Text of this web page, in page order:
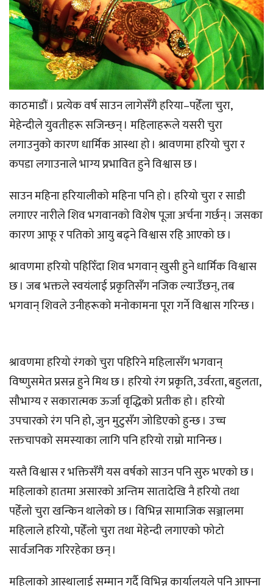
काठमाडौं । प्रत्येक वर्ष साउन लागेसँगै हरिया–पहेँला चुरा,
मेहेन्दीले युवतीहरू सजिन्छन् । महिलाहरूले यसरी चुरा
लगाउनुको कारण धार्मिक आस्था हो । श्रावणमा हरियो चुरा र
कपडा लगाउनाले भाग्य प्रभावित हुने विश्वास छ ।
साउन महिना हरियालीको महिना पनि हो । हरियो चुरा र साडी
लगाएर नारीले शिव भगवानको विशेष पूजा अर्चना गर्छन् । जसका
कारण आफू र पतिको आयु बढ्ने विश्वास रहि आएको छ ।
श्रावणमा हरियो पहिरिँदा शिव भगवान् खुसी हुने धार्मिक विश्वास
छ । जब भक्तले स्वयंलाई प्रकृतिसँग नजिक ल्याउँछन्, तब
भगवान् शिवले उनीहरूको मनोकामना पूरा गर्ने विश्वास गरिन्छ ।
श्रावणमा हरियो रंगको चुरा पहिरिने महिलासँग भगवान्
विष्णुसमेत प्रसन्न हुने मिथ छ । हरियो रंग प्रकृति, उर्वरता, बहुलता,
सौभाग्य र सकारात्मक ऊर्जा वृद्धिको प्रतीक हो । हरियो
उपचारको रंग पनि हो, जुन मुटुसँग जोडिएको हुन्छ । उच्च
रक्तचापको समस्याका लागि पनि हरियो राम्रो मानिन्छ ।
यस्तै विश्वास र भक्तिसँगै यस वर्षको साउन पनि सुरु भएको छ ।
महिलाको हातमा असारको अन्तिम सातादेखि नै हरियो तथा
पहेँलो चुरा खन्किन थालेको छ । विभिन्न सामाजिक सञ्जालमा
महिलाले हरियो, पहेँलो चुरा तथा मेहेन्दी लगाएको फोटो
सार्वजनिक गरिरहेका छन् ।